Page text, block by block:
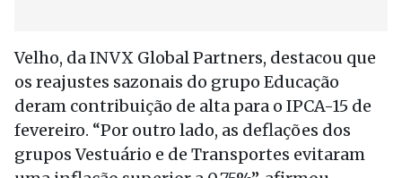
Velho, da INVX Global Partners, destacou que
os reajustes sazonais do grupo Educação
deram contribuição de alta para o IPCA-15 de
fevereiro. “Por outro lado, as deflações dos
grupos Vestuário e de Transportes evitaram